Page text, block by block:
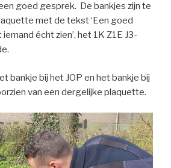
goed gesprek. De bankjes zijn te
met de tekst ‘Een goed
écht zien’, het 1K Z1E J3-
bankje bij het JOP en het bankje bij
van een dergelijke plaquette.